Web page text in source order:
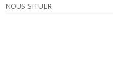
NOUS SITUER